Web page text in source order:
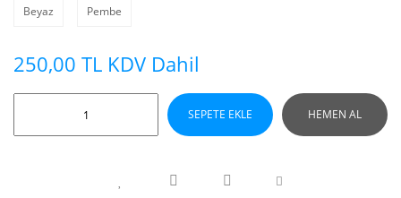
Beyaz Pembe
250,00 TL KDV Dahil
SEPETE EKLE HEMEN AL